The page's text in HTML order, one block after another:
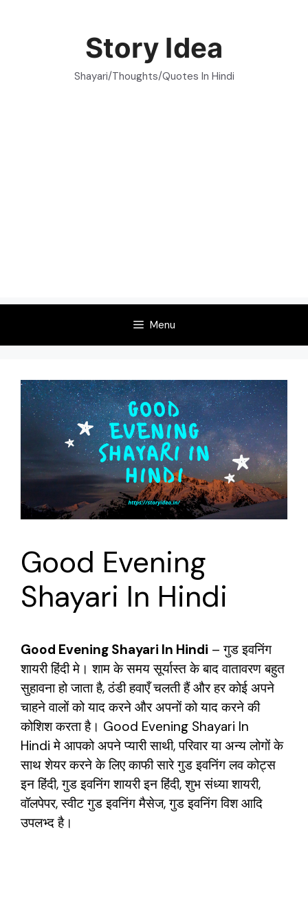
Story Idea
Shayari/Thoughts/Quotes In Hindi
Menu
Good Evening
Shayari In Hindi
Good Evening Shayari In Hindi – गुड इवनिंग
शायरीहिंदी मे।शाम के समय सूर्यास्त के बाद वातावरण बहुत
सुहावना हो जाता है, ठंडी हवाएँ चलती हैं और हर कोई अपने
चाहने वालों को याद करने और अपनों को याद करने की
कोशिश करता है। Good Evening Shayari In
Hindi मे आपको अपने प्यारी साथी, परिवार या अन्य लोगों के
साथ शेयर करने के लिए काफी सारे गुड इवनिंग लव कोट्स
इन हिंदी, गुड इवनिंग शायरी इन हिंदी, शुभ संध्या शायरी,
वॉलपेपर, स्वीट गुड इवनिंग मैसेज, गुड इवनिंग विश आदि
उपलभ्द है।